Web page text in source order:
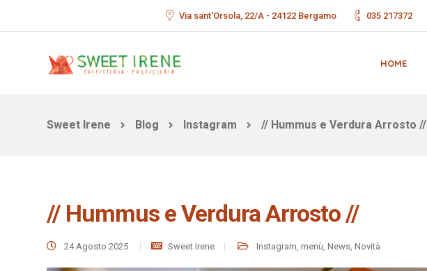
Via sant'Orsola, 22/A - 24122 Bergamo 035 217372
HOME
Sweet Irene Blog Instagram // Hummus e Verdura Arrosto //
// Hummus e Verdura Arrosto //
24 Agosto 2025 Sweet Irene Instagram, menù, News, Novità